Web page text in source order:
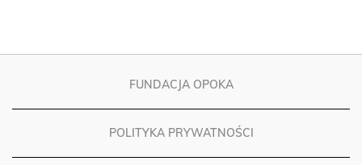
FUNDACJA OPOKA
POLITYKA PRYWATNOŚCI